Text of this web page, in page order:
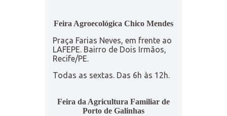
Feira Agroecológica Chico Mendes
Praça Farias Neves, em frente ao
LAFEPE. Bairro de Dois Irmãos,
Recife/PE.
Todas as sextas. Das 6h às 12h.
Feira da Agricultura Familiar de
Porto de Galinhas